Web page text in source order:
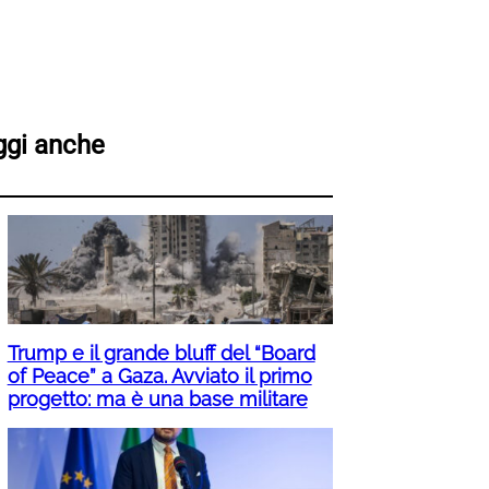
anche
Trump e il grande bluff del “Board
of Peace” a Gaza. Avviato il primo
progetto: ma è una base militare